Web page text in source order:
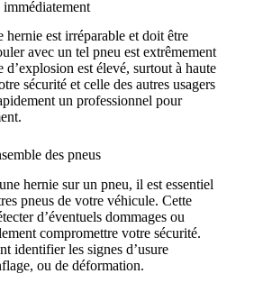
hernie est irréparable et doit être
avec un tel pneu est extrêmement
d’explosion est élevé, surtout à haute
sécurité et celle des autres usagers
un professionnel pour
des pneus
hernie sur un pneu, il est essentiel
pneus de votre véhicule. Cette
d’éventuels dommages ou
compromettre votre sécurité.
identifier les signes d’usure
ou de déformation.